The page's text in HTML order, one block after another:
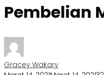
Pembelian
Gracey Wakary